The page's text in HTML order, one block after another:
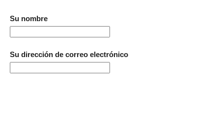
Su nombre
Su dirección de correo electrónico